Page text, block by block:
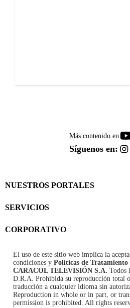
Más contenido en
Síguenos en:
NUESTROS PORTALES
SERVICIOS
CORPORATIVO
El uso de este sitio web implica la
condiciones y Políticas de
CARACOL TELEVISIÓN S.A. Todos
D.R.A. Prohibida su reproducción total
traducción a cualquier idioma sin
Reproduction in whole or in part, or
permission is prohibited. All rights